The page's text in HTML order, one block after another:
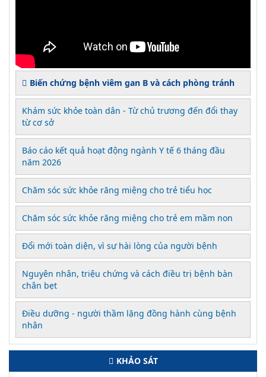
Biến chứng bệnh viêm gan B và cách phòng tránh
Khám sức khỏe toàn dân - Từ chủ trương đến đổi thay
từ cơ sở
Báo cáo kết quả hoạt động ngành Y tế 6 tháng đầu
năm 2026
Chăm sóc sức khỏe răng miệng cho trẻ tiểu học
Chăm sóc sức khỏe răng miệng cho trẻ em mầm non
Đổi mới toàn diện, vì sự hài lòng của người bệnh
Nguyên nhân, triệu chứng và cách điều trị bệnh bàn
chân bẹt
Điều dưỡng - người thầm lặng đồng hành cùng bệnh
nhân
KHẢO SÁT